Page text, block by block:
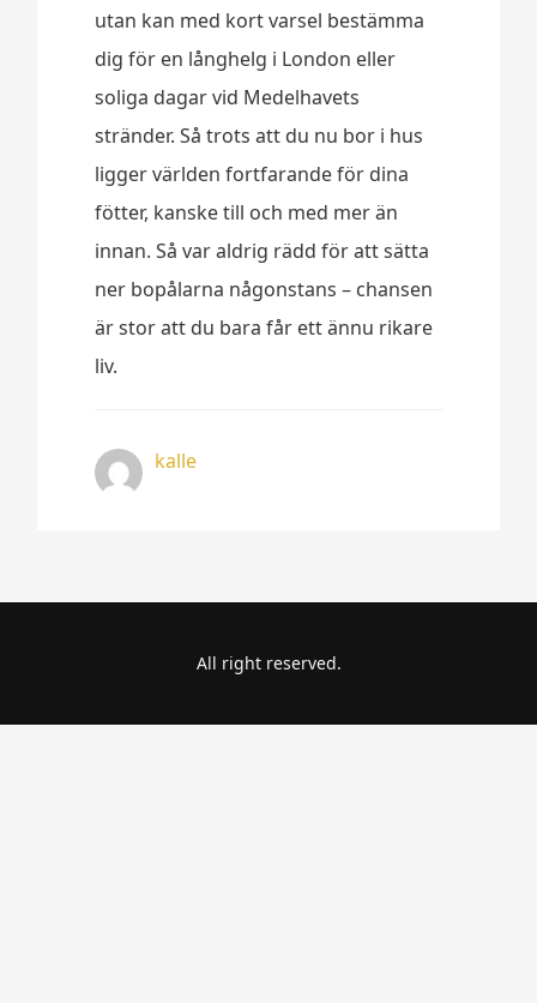
utan kan med kort varsel bestämma
dig för en långhelg i London eller
soliga dagar vid Medelhavets
stränder. Så trots att du nu bor i hus
ligger världen fortfarande för dina
fötter, kanske till och med mer än
innan. Så var aldrig rädd för att sätta
ner bopålarna någonstans – chansen
är stor att du bara får ett ännu rikare
liv.
kalle